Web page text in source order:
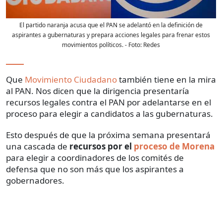
El partido naranja acusa que el PAN se adelantó en la definición de
aspirantes a gubernaturas y prepara acciones legales para frenar estos
movimientos políticos.- Foto: Redes
Que Movimiento Ciudadanotambién tiene en la mira
al PAN. Nos dicen que la dirigencia presentaría
recursos legales contra el PAN por adelantarse en el
proceso para elegir a candidatos a las gubernaturas.
Esto después de que la próxima semana presentará
una cascada de recursos por el proceso de Morena
para elegir a coordinadores de los comités de
defensa que no son más que los aspirantes a
gobernadores.